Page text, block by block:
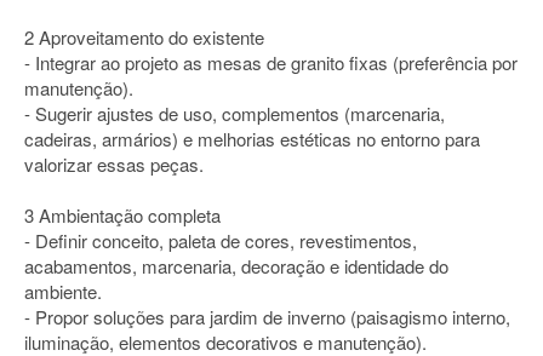
2 Aproveitamento do existente
- Integrar ao projeto as mesas de granito fixas (preferência por
manutenção).
- Sugerir ajustes de uso, complementos (marcenaria,
cadeiras, armários) e melhorias estéticas no entorno para
valorizar essas peças.
3 Ambientação completa
- Definir conceito, paleta de cores, revestimentos,
acabamentos, marcenaria, decoração e identidade do
ambiente.
- Propor soluções para jardim de inverno (paisagismo interno,
iluminação, elementos decorativos e manutenção).